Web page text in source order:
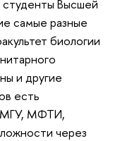
Высшей
самые разные
биологии
и другие
есть
МФТИ,
через